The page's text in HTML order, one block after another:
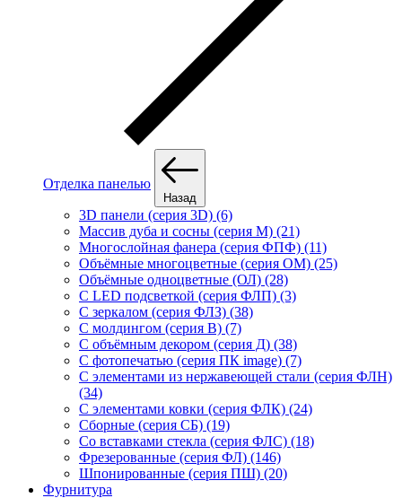
Отделка панелью
Назад
3D панели (серия 3D) (6)
Массив дуба и сосны (серия М) (21)
Многослойная фанера (серия ФПФ) (11)
Объёмные многоцветные (серия ОМ) (25)
Объёмные одноцветные (ОЛ) (28)
С LED подсветкой (серия ФЛП) (3)
С зеркалом (серия ФЛЗ) (38)
С молдингом (серия В) (7)
С объёмным декором (серия Д) (38)
С фотопечатью (серия ПК image) (7)
С элементами из нержавеющей стали (серия ФЛН)
(34)
С элементами ковки (серия ФЛК) (24)
Сборные (серия СБ) (19)
Со вставками стекла (серия ФЛС) (18)
Фрезерованные (серия ФЛ) (146)
Шпонированные (серия ПШ) (20)
Фурнитура